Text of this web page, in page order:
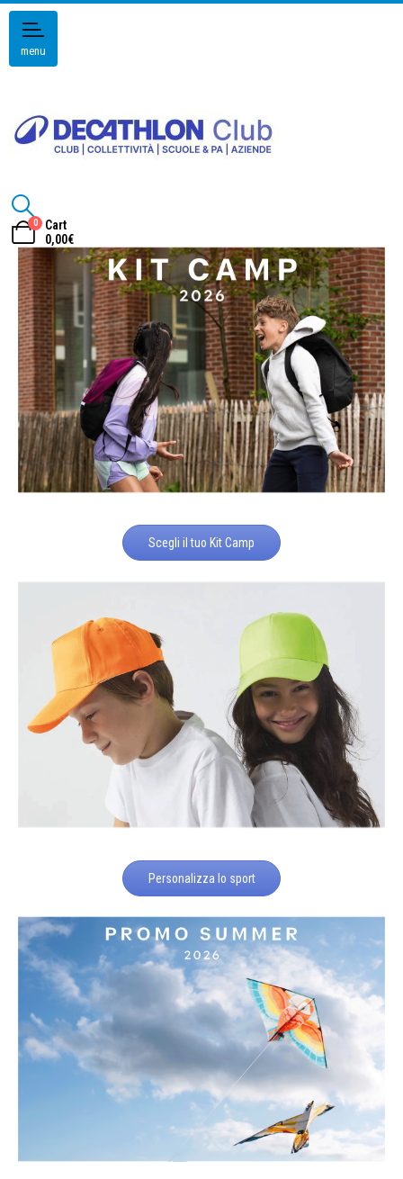
menu
0
Cart
0,00€
Scegli il tuo Kit Camp
Personalizza lo sport